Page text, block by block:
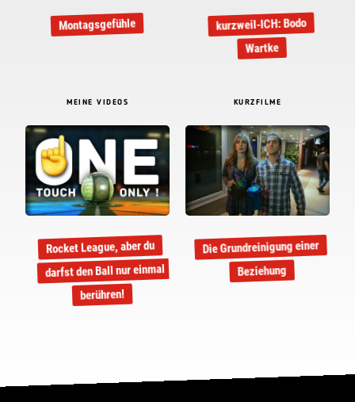
Montagsgefühle kurzweil-ICH: Bodo
Wartke
MEINE VIDEOS
Rocket League, aber du
darfst den Ball nur einmal
berühren!
KURZFILME
Die Grundreinigung einer
Beziehung